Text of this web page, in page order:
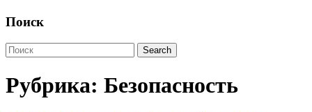
Поиск
Рубрика: Безопасность